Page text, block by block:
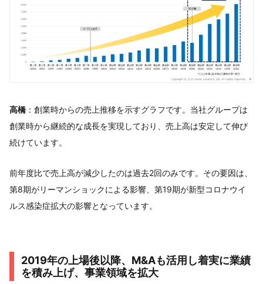
高橋 ：創業時からの売上推移を示すグラフです。当社グループは
創業時から継続的な成長を実現しており、売上高は安定して伸び
続けています。
前年度比で売上高が減少したのは過去2回のみです。その要因は、
第8期がリーマンショックによる影響、第19期が新型コロナウイ
ルス感染症拡大の影響となっています。
2019年の上場後以降、M&Aも活用し着実に業績
を積み上げ、事業領域を拡大